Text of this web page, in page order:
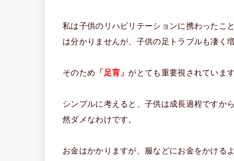
私は子供のリハビリテーションに携わったこ
は分かりませんが、子供の足トラブルも凄く
そのため 「足育」 がとても重要視されています
シンプルに考えると、子供は成長過程ですか
然ダメなわけです。
お金はかかりますが、服などにお金をかける